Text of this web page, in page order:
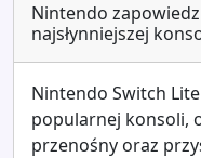
Nintendo
najsłynniejszej
Nintendo Switch
popularnej konsoli,
przenośny oraz